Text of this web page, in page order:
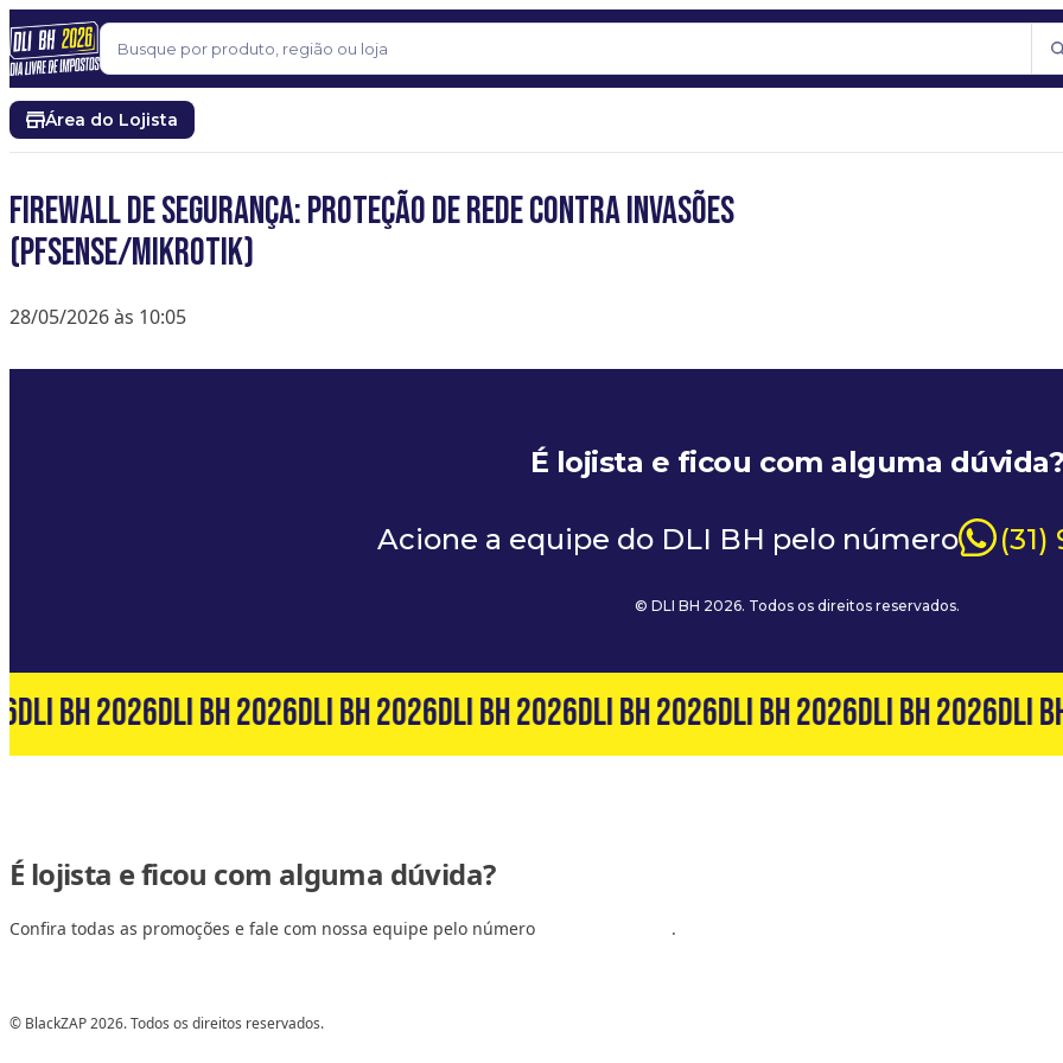
Pular para o conteúdo
Buscar
Área do Lojista
Firewall de Segurança: Proteção de Rede contra Invasões
(pfSense/Mikrotik)
28/05/2026 às 10:05
É lojista e ficou com alguma
Acione a equipe do DLI BH pelo número (31)
© DLI BH 2026. Todos os direitos reservados.
DLI BH 2026DLI BH 2026DLI BH 2026DLI BH 2026DLI BH 2026DLI BH 2026DLI BH 2026DLI
É lojista e ficou com alguma dúvida?
Confira todas as promoções e fale com nossa equipe pelo número .
© BlackZAP 2026. Todos os direitos reservados.